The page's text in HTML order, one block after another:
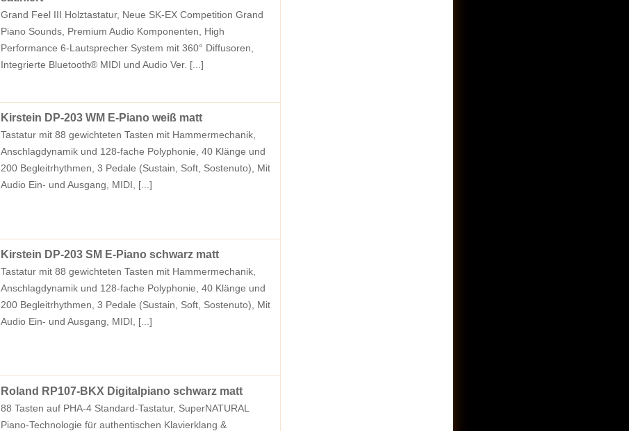
Grand Feel III Holztastatur, Neue SK-EX Competition Grand
Piano Sounds, Premium Audio Komponenten, High
Performance 6-Lautsprecher System mit 360° Diffusoren,
Integrierte Bluetooth® MIDI und Audio Ver. [...]
Kirstein DP-203 WM E-Piano weiß matt
Tastatur mit 88 gewichteten Tasten mit Hammermechanik,
Anschlagdynamik und 128-fache Polyphonie, 40 Klänge und
200 Begleitrhythmen, 3 Pedale (Sustain, Soft, Sostenuto), Mit
Audio Ein- und Ausgang, MIDI, [...]
Kirstein DP-203 SM E-Piano schwarz matt
Tastatur mit 88 gewichteten Tasten mit Hammermechanik,
Anschlagdynamik und 128-fache Polyphonie, 40 Klänge und
200 Begleitrhythmen, 3 Pedale (Sustain, Soft, Sostenuto), Mit
Audio Ein- und Ausgang, MIDI, [...]
Roland RP107-BKX Digitalpiano schwarz matt
88 Tasten auf PHA-4 Standard-Tastatur, SuperNATURAL
Piano-Technologie für authentischen Klavierklang &